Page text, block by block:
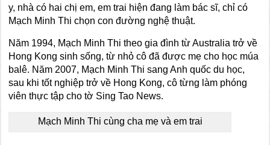
y, nhà có hai chị em, em trai hiện đang làm bác sĩ, chỉ có
Mạch Minh Thi chọn con đường nghệ thuật.
Năm 1994, Mạch Minh Thi theo gia đình từ Australia trở về
Hong Kong sinh sống, từ nhỏ cô đã được mẹ cho học múa
balê. Năm 2007, Mạch Minh Thi sang Anh quốc du học,
sau khi tốt nghiệp trở về Hong Kong, cô từng làm phóng
viên thực tập cho tờ Sing Tao News.
Mạch Minh Thi cùng cha mẹ và em trai